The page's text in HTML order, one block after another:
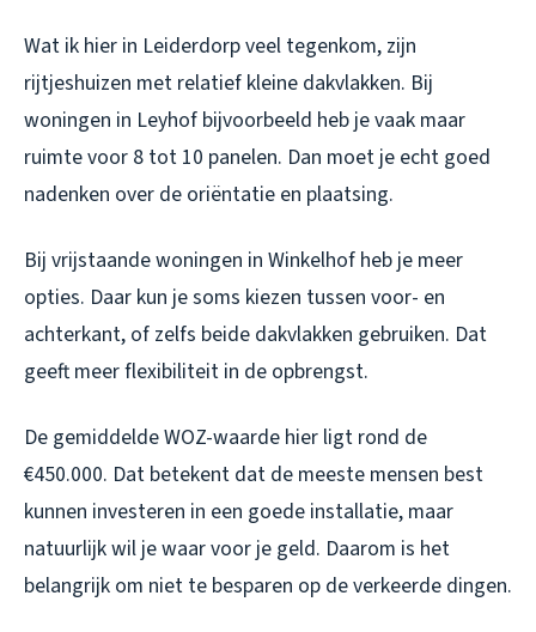
Wat ik hier in Leiderdorp veel tegenkom, zijn
rijtjeshuizen met relatief kleine dakvlakken. Bij
woningen in Leyhof bijvoorbeeld heb je vaak maar
ruimte voor 8 tot 10 panelen. Dan moet je echt goed
nadenken over de oriëntatie en plaatsing.
Bij vrijstaande woningen in Winkelhof heb je meer
opties. Daar kun je soms kiezen tussen voor- en
achterkant, of zelfs beide dakvlakken gebruiken. Dat
geeft meer flexibiliteit in de opbrengst.
De gemiddelde WOZ-waarde hier ligt rond de
€450.000. Dat betekent dat de meeste mensen best
kunnen investeren in een goede installatie, maar
natuurlijk wil je waar voor je geld. Daarom is het
belangrijk om niet te besparen op de verkeerde dingen.